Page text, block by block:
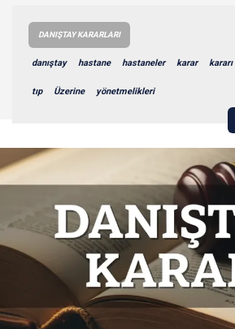
DANIŞTAY KARARLARI
danıştay hastane hastaneler karar kararı
tıp Üzerine yönetmelikleri